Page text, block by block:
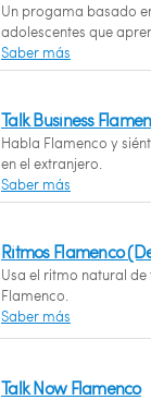
Un progama basado
adolescentes que
Saber más
Talk Business
Habla Flamenco y
en el extranjero.
Saber más
Ritmos Flamenco
Usa el ritmo natural
Flamenco.
Saber más
Talk Now Flamenco